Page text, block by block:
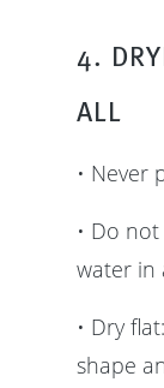
4.
ALL
• Never
• Do
water in
• Dry
shape